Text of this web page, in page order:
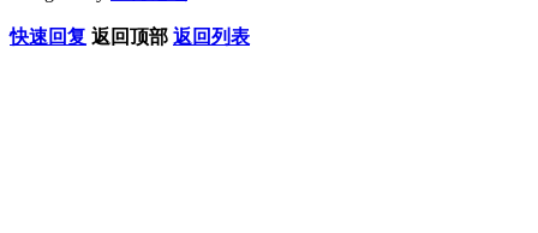
快速回复 返回顶部 返回列表